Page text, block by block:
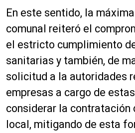
i
o
En este sentido, la
comunal reiteró el
el estricto cumplimiento
sanitarias y también, de
solicitud a la autoridades
empresas a cargo de
considerar la contratación
local, mitigando de esta